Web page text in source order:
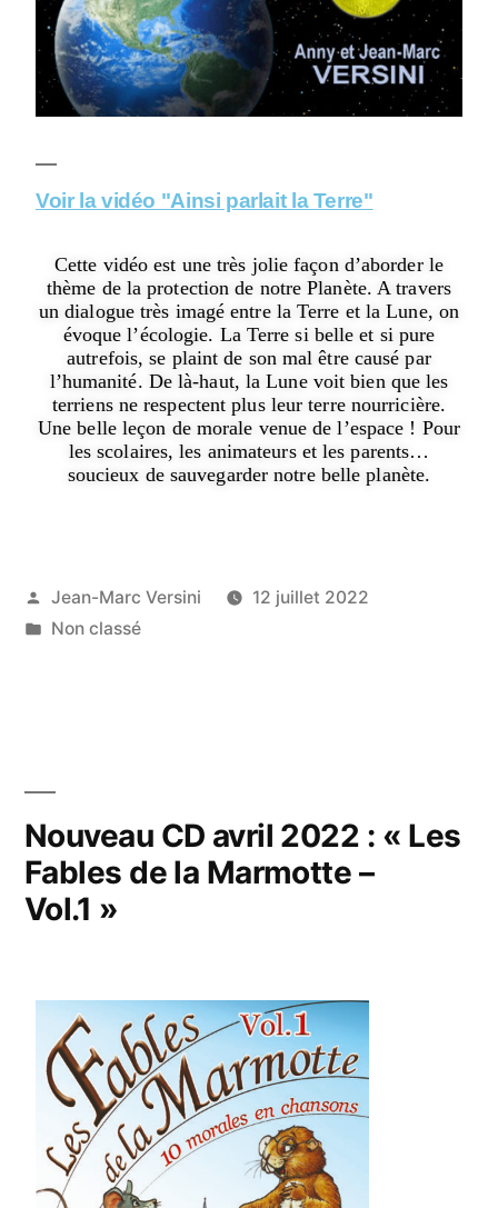
Voir la vidéo "Ainsi parlait la Terre"
Cette vidéo est une très jolie façon d’aborder le
thème de la protection de notre Planète. A travers
un dialogue très imagé entre la Terre et la Lune, on
évoque l’écologie. La Terre si belle et si pure
autrefois, se plaint de son mal être causé par
l’humanité. De là-haut, la Lune voit bien que les
terriens ne respectent plus leur terre nourricière.
Une belle leçon de morale venue de l’espace ! Pour
les scolaires, les animateurs et les parents…
soucieux de sauvegarder notre belle planète.
Jean-Marc Versini
12 juillet 2022
Non classé
Nouveau CD avril 2022 : « Les
Fables de la Marmotte –
Vol.1 »